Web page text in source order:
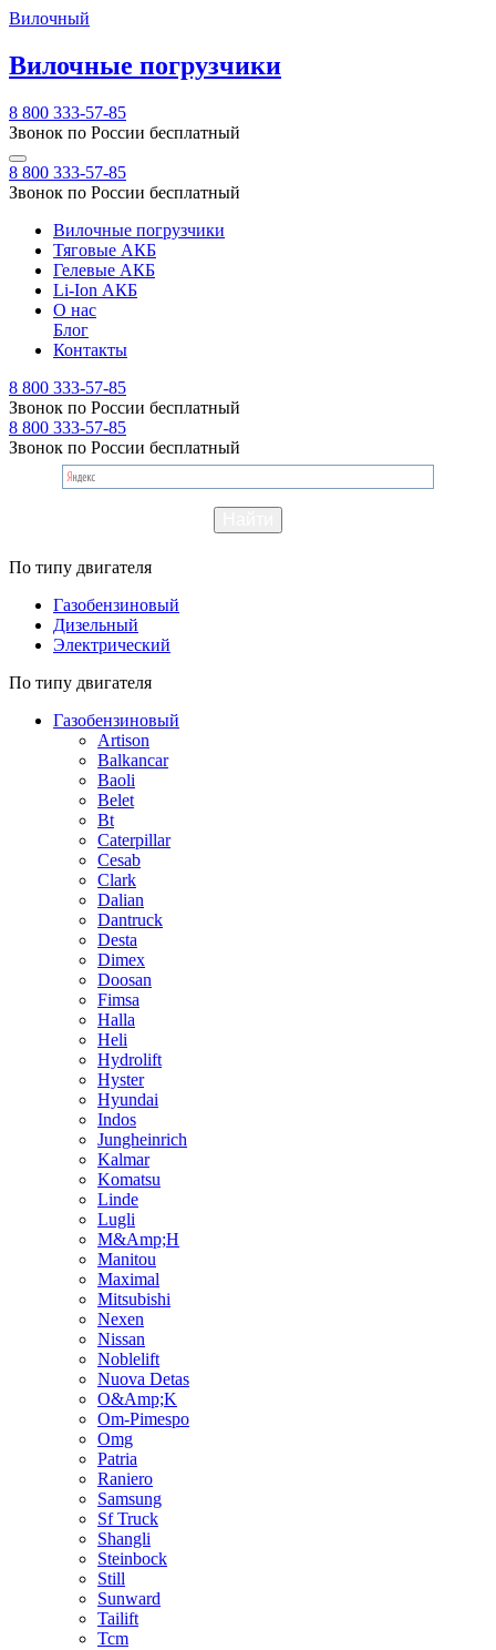
Вилочный
Вилочные погрузчики
8 800 333-57-85
Звонок по России бесплатный
8 800 333-57-85
Звонок по России бесплатный
Вилочные погрузчики
Тяговые АКБ
Гелевые АКБ
Li-Ion АКБ
О нас
Блог
Контакты
8 800 333-57-85
Звонок по России бесплатный
8 800 333-57-85
Звонок по России бесплатный
По типу двигателя
Газобензиновый
Дизельный
Электрический
По типу двигателя
Газобензиновый
Artison
Balkancar
Baoli
Belet
Bt
Caterpillar
Cesab
Clark
Dalian
Dantruck
Desta
Dimex
Doosan
Fimsa
Halla
Heli
Hydrolift
Hyster
Hyundai
Indos
Jungheinrich
Kalmar
Komatsu
Linde
Lugli
M&Amp;H
Manitou
Maximal
Mitsubishi
Nexen
Nissan
Noblelift
Nuova Detas
O&Amp;K
Om-Pimespo
Omg
Patria
Raniero
Samsung
Sf Truck
Shangli
Steinbock
Still
Sunward
Tailift
Tcm